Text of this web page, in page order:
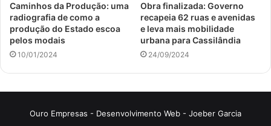
Caminhos da Produção: uma
radiografia de como a
produção do Estado escoa
pelos modais
10/01/2024
Obra finalizada: Governo
recapeia 62 ruas e avenidas
e leva mais mobilidade
urbana para Cassilândia
24/09/2024
Ouro Empresas - Desenvolvimento Web - Joeber Garcia